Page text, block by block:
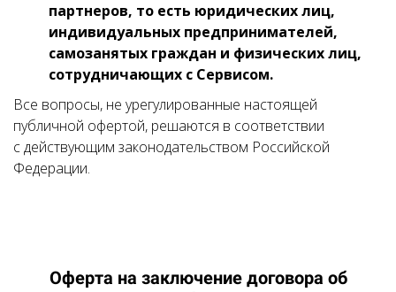
партнеров, то есть юридических лиц,
индивидуальных предпринимателей,
самозанятых граждан и физических лиц,
сотрудничающих с Сервисом.
Все вопросы, не урегулированные настоящей
публичной офертой, решаются в соответствии
с действующим законодательством Российской
Федерации.
Оферта на заключение договора об